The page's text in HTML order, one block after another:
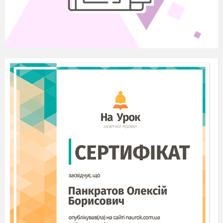
захід, який присвячується Дню української писемності
та мови. Місяць листопад багатий на свята: 9 листопада
– День української писемності та мови;
Вас привітає вчитель-логопед нашої школи ….і вчитель
4 класу…..
А головне,
вас привітають наші діти
сцену і шикуються так, як співатимуть пісню) – наша
надія, наша опора, наше майбутнє. Це молоде покоління
поборе всі негаразди в нашій країні
і побудує світле й щасливе майбутнє нашої прекрасної
2. ПІСНЯ «МОВА ЄДНАННЯ»
Вчитель-логопед. Ми знаємо про мову багато